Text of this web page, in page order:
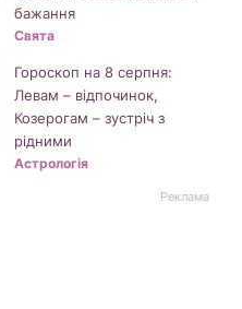
бажання
Свята
Гороскоп на 8 серпня:
Левам – відпочинок,
Козерогам – зустріч з
рідними
Астрологія
Реклама